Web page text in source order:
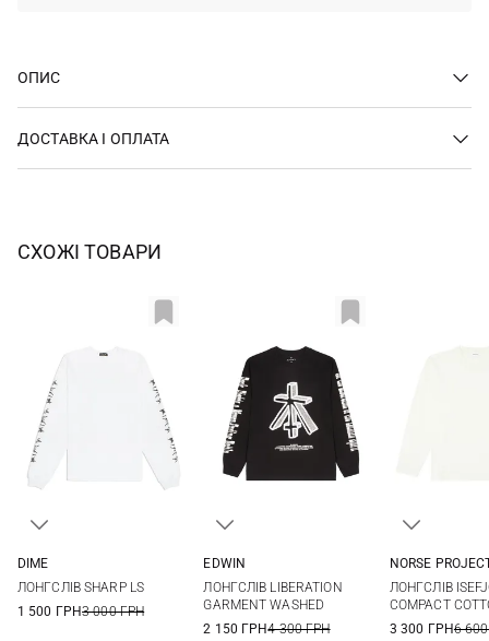
ОПИС
ДОСТАВКА І ОПЛАТА
СХОЖІ ТОВАРИ
DIME
ЛОНГСЛІВ SHARP LS
1 500 ГРН3 000 ГРН
XXL
EDWIN
ЛОНГСЛІВ LIBERATION
GARMENT WASHED
2 150 ГРН4 300 ГРН
XXL
NORSE
ЛОНГСЛІВ
COMPACT
3 300 ГРН6